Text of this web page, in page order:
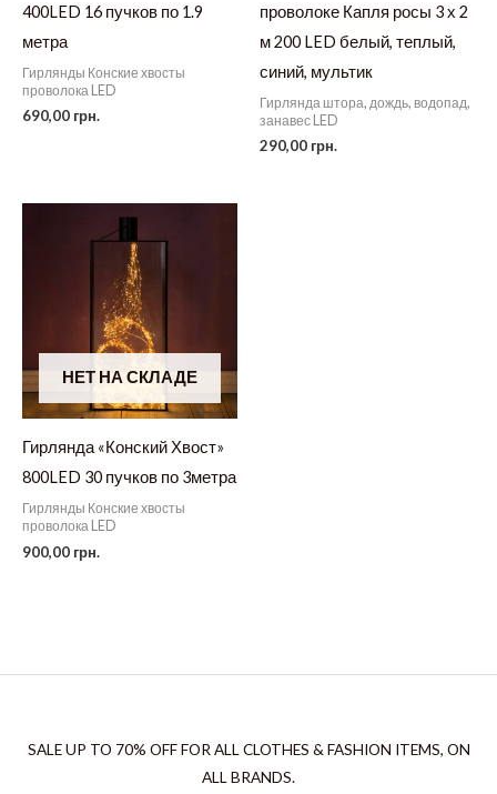
400LED 16 пучков по 1.9
метра
Гирлянды Конские хвосты
проволока LED
690,00 грн.
проволоке Капля росы 3 х 2
м 200 LED белый, теплый,
синий, мультик
Гирлянда штора, дождь, водопад,
занавес LED
290,00 грн.
НЕТ НА СКЛАДЕ
Гирлянда «Конский Хвост»
800LED 30 пучков по 3метра
Гирлянды Конские хвосты
проволока LED
900,00 грн.
SALE UP TO 70% OFF FOR ALL CLOTHES & FASHION ITEMS, ON
ALL BRANDS.